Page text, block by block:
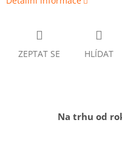
ZEPTAT SE HLÍDAT
Na trhu od